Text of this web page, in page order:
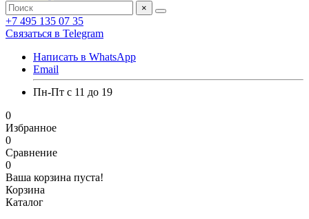
×
+7 495 135 07 35
Связаться в Telegram
Написать в WhatsApp
Email
Пн-Пт с 11 до 19
0
Избранное
0
Сравнение
0
Ваша корзина пуста!
Корзина
Каталог